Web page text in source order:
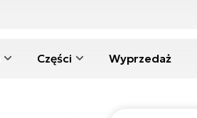
Części Wyprzedaż